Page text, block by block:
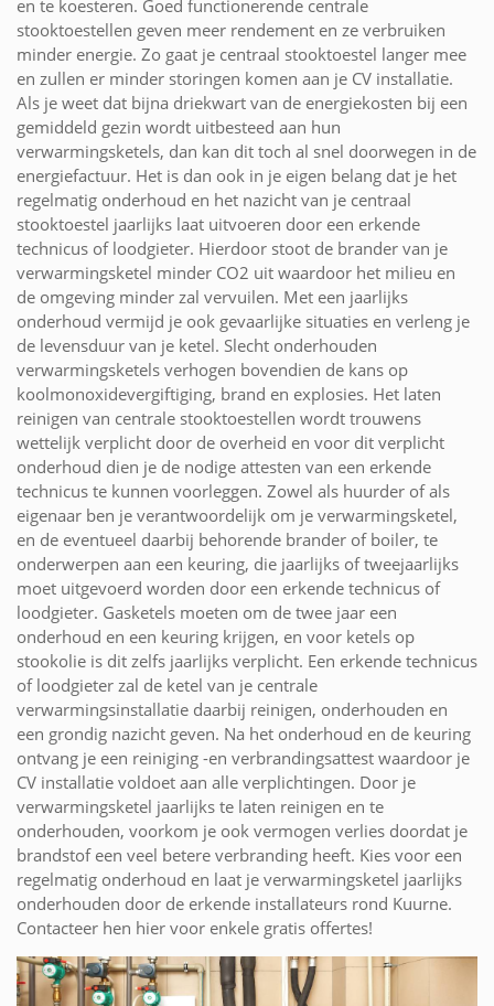
en te koesteren. Goed functionerende centrale
stooktoestellen geven meer rendement en ze verbruiken
minder energie. Zo gaat je centraal stooktoestel langer mee
en zullen er minder storingen komen aan je CV installatie.
Als je weet dat bijna driekwart van de energiekosten bij een
gemiddeld gezin wordt uitbesteed aan hun
verwarmingsketels, dan kan dit toch al snel doorwegen in de
energiefactuur. Het is dan ook in je eigen belang dat je het
regelmatig onderhoud en het nazicht van je centraal
stooktoestel jaarlijks laat uitvoeren door een erkende
technicus of loodgieter. Hierdoor stoot de brander van je
verwarmingsketel minder CO2 uit waardoor het milieu en
de omgeving minder zal vervuilen. Met een jaarlijks
onderhoud vermijd je ook gevaarlijke situaties en verleng je
de levensduur van je ketel. Slecht onderhouden
verwarmingsketels verhogen bovendien de kans op
koolmonoxidevergiftiging, brand en explosies. Het laten
reinigen van centrale stooktoestellen wordt trouwens
wettelijk verplicht door de overheid en voor dit verplicht
onderhoud dien je de nodige attesten van een erkende
technicus te kunnen voorleggen. Zowel als huurder of als
eigenaar ben je verantwoordelijk om je verwarmingsketel,
en de eventueel daarbij behorende brander of boiler, te
onderwerpen aan een keuring, die jaarlijks of tweejaarlijks
moet uitgevoerd worden door een erkende technicus of
loodgieter. Gasketels moeten om de twee jaar een
onderhoud en een keuring krijgen, en voor ketels op
stookolie is dit zelfs jaarlijks verplicht. Een erkende technicus
of loodgieter zal de ketel van je centrale
verwarmingsinstallatie daarbij reinigen, onderhouden en
een grondig nazicht geven. Na het onderhoud en de keuring
ontvang je een reiniging -en verbrandingsattest waardoor je
CV installatie voldoet aan alle verplichtingen. Door je
verwarmingsketel jaarlijks te laten reinigen en te
onderhouden, voorkom je ook vermogen verlies doordat je
brandstof een veel betere verbranding heeft. Kies voor een
regelmatig onderhoud en laat je verwarmingsketel jaarlijks
onderhouden door de erkende installateurs rond Kuurne.
Contacteer hen hier voor enkele gratis offertes!